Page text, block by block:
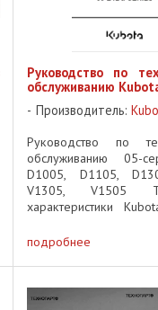
Руководство по
обслуживанию
Производитель:
Руководство по
обслуживанию 05-
D1005, D1105,
V1305, V1505
характеристики
V1205, V1305, V1505
D1105 - 5.1л объём ...
подробнее